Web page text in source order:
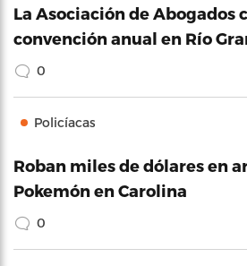
La Asociación de Abogados
convención anual en Río
0
Policíacas
Roban miles de dólares en
Pokemón en Carolina
0